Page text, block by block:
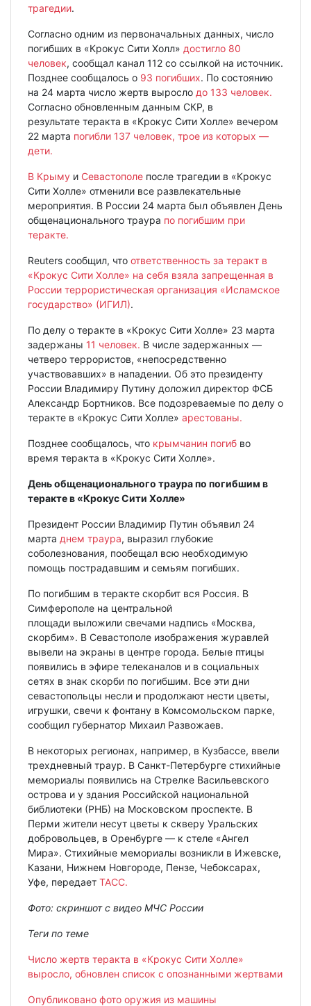
трагедии.
Согласно одним из первоначальных данных, число
погибших в «Крокус Сити Холл» достигло 80
человек, сообщал канал 112 со ссылкой на источник.
Позднее сообщалось о 93 погибших. По состоянию
на 24 марта число жертв выросло до 133 человек.
Согласно обновленным данным СКР, в
результате теракта в «Крокус Сити Холле» вечером
22 марта погибли 137 человек, трое из которых —
дети.
В Крыму и Севастополе после трагедии в «Крокус
Сити Холле» отменили все развлекательные
мероприятия. В России 24 марта был объявлен День
общенационального траура по погибшим при
теракте.
Reuters сообщил, что ответственность за теракт в
«Крокус Сити Холле» на себя взяла запрещенная в
России террористическая организация «Исламское
государство» (ИГИЛ).
По делу о теракте в «Крокус Сити Холле» 23 марта
задержаны 11 человек. В числе задержанных —
четверо террористов, «непосредственно
участвовавших» в нападении. Об это президенту
России Владимиру Путину доложил директор ФСБ
Александр Бортников. Все подозреваемые по делу о
теракте в «Крокус Сити Холле» арестованы.
Позднее сообщалось, что крымчанин погиб во
время теракта в «Крокус Сити Холле».
День общенационального траура по погибшим в
теракте в «Крокус Сити Холле»
Президент России Владимир Путин объявил 24
марта днем траура, выразил глубокие
соболезнования, пообещал всю необходимую
помощь пострадавшим и семьям погибших.
По погибшим в теракте скорбит вся Россия. В
Симферополе на центральной
площади выложили свечами надпись «Москва,
скорбим». В Севастополе изображения журавлей
вывели на экраны в центре города. Белые птицы
появились в эфире телеканалов и в социальных
сетях в знак скорби по погибшим. Все эти дни
севастопольцы несли и продолжают нести цветы,
игрушки, свечи к фонтану в Комсомольском парке,
сообщил губернатор Михаил Развожаев.
В некоторых регионах, например, в Кузбассе, ввели
трехдневный траур. В Санкт-Петербурге стихийные
мемориалы появились на Стрелке Васильевского
острова и у здания Российской национальной
библиотеки (РНБ) на Московском проспекте. В
Перми жители несут цветы к скверу Уральских
добровольцев, в Оренбурге — к стеле «Ангел
Мира». Стихийные мемориалы возникли в Ижевске,
Казани, Нижнем Новгороде, Пензе, Чебоксарах,
Уфе, передает ТАСС.
Фото: скриншот с видео МЧС России
Теги по теме
Число жертв теракта в «Крокус Сити Холле»
выросло, обновлен список с опознанными жертвами
Опубликовано фото оружия из машины